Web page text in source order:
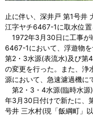
止に伴い、深井戸 第1号井
江字ヤチ6467-1に取水位置
1972年3月30日に工事が
6467-1において、浮遊物
第2・3水源(表流水)及び第
の変更を行った。また、浄
源において、急速濾過機に
第2・3・4水源(臨時水源
年3月30日付けで新たに、
号井 三水村(現「飯綱町」